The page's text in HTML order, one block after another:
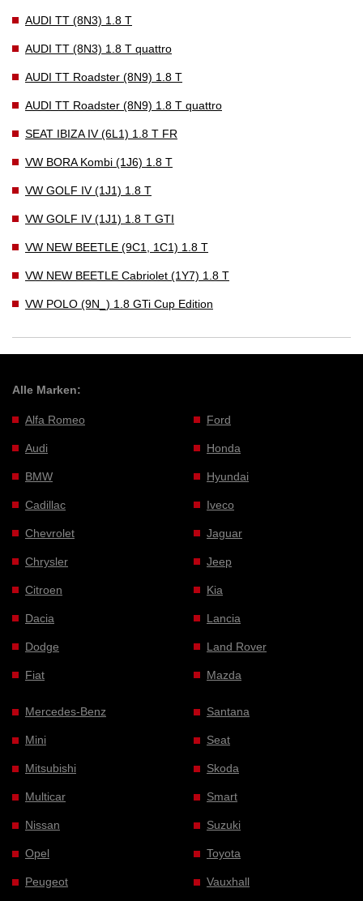
AUDI TT (8N3) 1.8 T
AUDI TT (8N3) 1.8 T quattro
AUDI TT Roadster (8N9) 1.8 T
AUDI TT Roadster (8N9) 1.8 T quattro
SEAT IBIZA IV (6L1) 1.8 T FR
VW BORA Kombi (1J6) 1.8 T
VW GOLF IV (1J1) 1.8 T
VW GOLF IV (1J1) 1.8 T GTI
VW NEW BEETLE (9C1, 1C1) 1.8 T
VW NEW BEETLE Cabriolet (1Y7) 1.8 T
VW POLO (9N_) 1.8 GTi Cup Edition
Alle Marken:
Alfa Romeo
Audi
BMW
Cadillac
Chevrolet
Chrysler
Citroen
Dacia
Dodge
Fiat
Ford
Honda
Hyundai
Iveco
Jaguar
Jeep
Kia
Lancia
Land Rover
Mazda
Mercedes-Benz
Mini
Mitsubishi
Multicar
Nissan
Opel
Peugeot
Santana
Seat
Skoda
Smart
Suzuki
Toyota
Vauxhall